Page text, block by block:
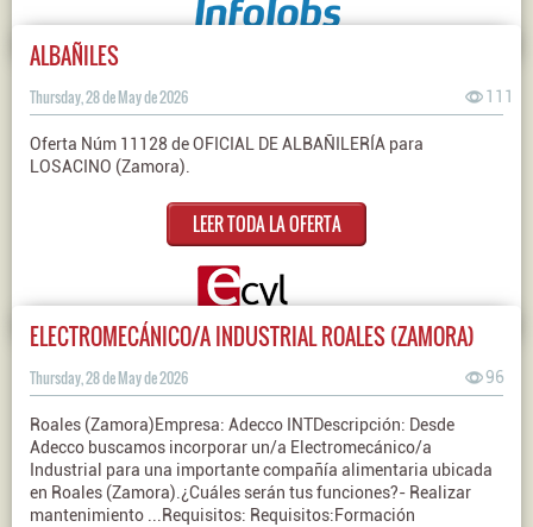
ALBAÑILES
Thursday, 28 de May de 2026 111
Oferta Núm 11128 de OFICIAL DE ALBAÑILERÍA para
LOSACINO (Zamora).
LEER TODA LA OFERTA
ELECTROMECÁNICO/A INDUSTRIAL ROALES (ZAMORA)
Thursday, 28 de May de 2026 96
Roales (Zamora)Empresa: Adecco INTDescripción: Desde
Adecco buscamos incorporar un/a Electromecánico/a
Industrial para una importante compañía alimentaria ubicada
en Roales (Zamora).¿Cuáles serán tus funciones?- Realizar
mantenimiento ...Requisitos: Requisitos:Formación